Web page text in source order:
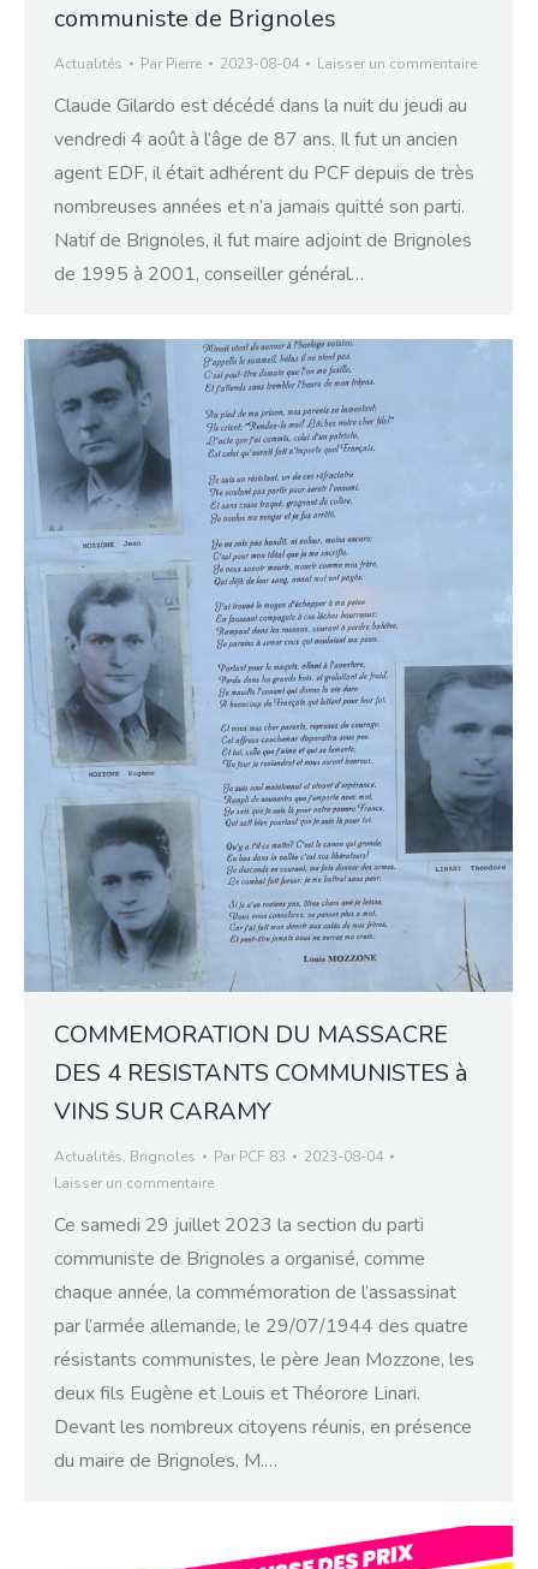
communiste de Brignoles
Actualités Par Pierre 2023-08-04 Laisser un commentaire
Claude Gilardo est décédé dans la nuit du jeudi au
vendredi 4 août à l’âge de 87 ans. Il fut un ancien
agent EDF, il était adhérent du PCF depuis de très
nombreuses années et n’a jamais quitté son parti.
Natif de Brignoles, il fut maire adjoint de Brignoles
de 1995 à 2001, conseiller général…
COMMEMORATION DU MASSACRE
DES 4 RESISTANTS COMMUNISTES à
VINS SUR CARAMY
Actualités, Brignoles Par PCF 83
2023-08-04
Laisser un commentaire
Ce samedi 29 juillet 2023 la section du parti
communiste de Brignoles a organisé, comme
chaque année, la commémoration de l’assassinat
par l’armée allemande, le 29/07/1944 des quatre
résistants communistes, le père Jean Mozzone, les
deux fils Eugène et Louis et Théorore Linari.
Devant les nombreux citoyens réunis, en présence
du maire de Brignoles, M.…